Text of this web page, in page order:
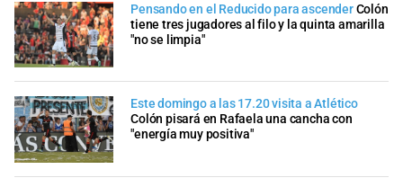
Pensando en el Reducido para ascenderColón
tiene tres jugadores al filo y la quinta amarilla
"no se limpia"
Este domingo a las 17.20 visita a Atlético
Colón pisará en Rafaela una cancha con
"energía muy positiva"